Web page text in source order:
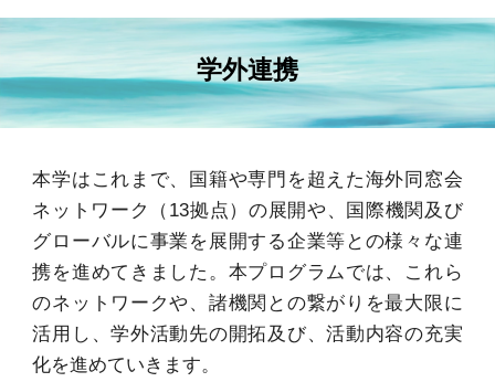
学外連携
本学はこれまで、国籍や専門を超えた海外同窓会
ネットワーク
（ 13拠点） の展開や、国際機関及び
グローバルに事業を展開する企業等との様々な連
携を進めてきました。本プログラムでは、これら
のネットワークや、諸機関との繋がりを最大限に
活用し、学外活動先の開拓及び、活動内容の充実
化を進めていきます。